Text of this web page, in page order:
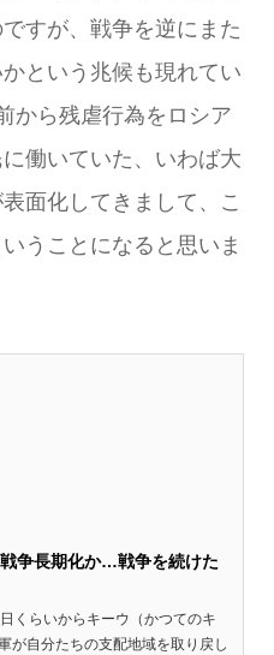
すが、戦争を逆にまた
という兆候も現れてい
から残虐行為をロシア
働いていた、いわば大
面化してきまして、こ
うことになると思いま
争長期化か…戦争を続けた
くらいからキーウ（かつてのキ
が自分たちの支配地域を取り戻し